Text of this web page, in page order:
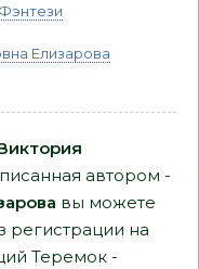
Фэнтези
Елизарова
автором -
вы можете
регистрации на
Теремок -